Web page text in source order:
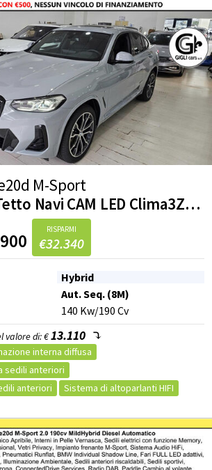
di bordo
Sistema di navigazione
Autoradio
Volante multifunzione
CarPlay Bluetooth
USB
Specchietti laterali elettrici
Deflettori
LED
Fari full LED
Volante in pelle
Leve al volante
Supporto lombare
Volante Sportivo
di velocità
Airbag per la testa
Servosterzo
Park distance control
elettronico della corsia
Sensore di pioggia
assistito
stradali
con funzione antiabbagliamento
control
M-Sport
20d M-Sport Tetto Navi CAM LED Clima3Zone MSport
RISPARMI
€32.340
Hybrid
Aut. Seq. (8M)
140 Kw/190 Cv
valore di: €13.110
interna diffusa
sedili anteriori
anteriori
Sistema di altoparlanti HIFI
con pinze blu
Black con profili in contrasto Grey